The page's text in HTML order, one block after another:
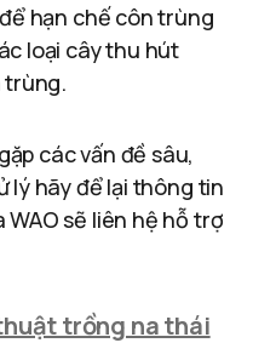
hạn chế côn trùng
loại cây thu hút
trùng.
các vấn đề sâu,
lý hãy để lại thông tin
sẽ liên hệ hỗ trợ
trồng na thái